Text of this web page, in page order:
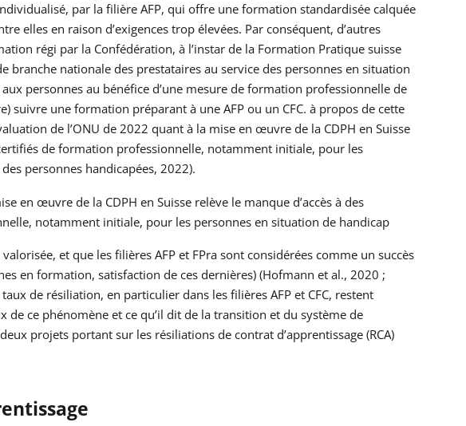
par la filière AFP, qui offre une formation standardisée calquée
elles en raison d’exigences trop élevées. Par conséquent, d’autres
régi par la Confédération, à l’instar de la Formation Pratique suisse
branche nationale des prestataires au service des personnes en situation
personnes au bénéfice d’une mesure de formation professionnelle de
suivre une formation préparant à une AFP ou un CFC. à propos de cette
de l’ONU de 2022 quant à la mise en œuvre de la CDPH en Suisse
de formation professionnelle, notamment initiale, pour les
personnes handicapées, 2022).
en œuvre de la CDPH en Suisse relève le manque d’accès à des
notamment initiale, pour les personnes en situation de handicap
et que les filières AFP et FPra sont considérées comme un succès
en formation, satisfaction de ces dernières) (Hofmann et al., 2020 ;
de résiliation, en particulier dans les filières AFP et CFC, restent
ce phénomène et ce qu’il dit de la transition et du système de
projets portant sur les résiliations de contrat d’apprentissage (RCA)